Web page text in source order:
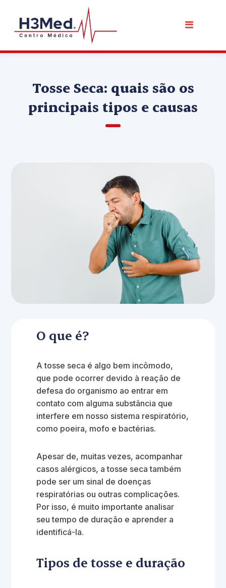
Tosse Seca: quais são os
principais tipos e causas
O que é?
A tosse seca é algo bem incômodo,
que pode ocorrer devido à reação de
defesa do organismo ao entrar em
contato com alguma substância que
interfere em nosso sistema respiratório,
como poeira, mofo e bactérias.
Apesar de, muitas vezes, acompanhar
casos alérgicos, a tosse seca também
pode ser um sinal de doenças
respiratórias ou outras complicações.
Por isso, é muito importante analisar
seu tempo de duração e aprender a
identificá-la.
Tipos de tosse e duração